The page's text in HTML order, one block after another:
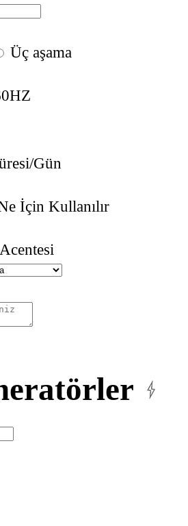
Üç aşama
Gün
İçin Kullanılır